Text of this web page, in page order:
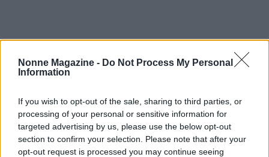
Nonne Magazine - Do Not Process My Personal
Information
If you wish to opt-out of the sale, sharing to third parties, or
processing of your personal or sensitive information for
targeted advertising by us, please use the below opt-out
section to confirm your selection. Please note that after your
opt-out request is processed you may continue seeing
AUTORE
AiAdhubMedia